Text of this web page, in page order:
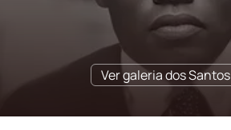
Ver galeria dos Santos